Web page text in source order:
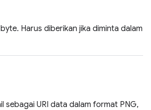
Harus diberikan jika diminta dalam
sebagai URI data dalam format PNG,